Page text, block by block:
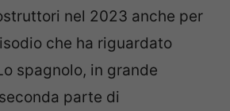
nel 2023 anche per
che ha riguardato
spagnolo, in grande
parte di